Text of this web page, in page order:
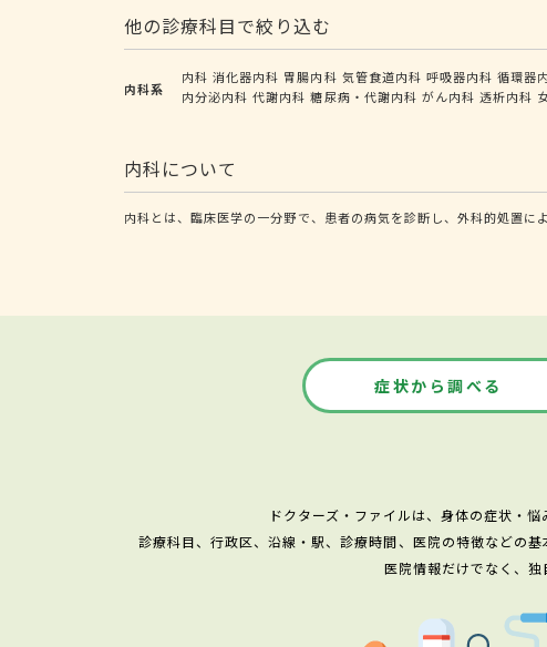
他の診療科目で絞り込む
内科系
内科 消化器内科 胃腸内科 気管食道内科 呼吸器内科 循環器
内分泌内科 代謝内科 糖尿病・代謝内科 がん内科 透析内科
内科について
内科とは、臨床医学の一分野で、患者の病気を診断し、外科的処置に
症状から調べる
ドクターズ・ファイルは、身体の症状・
診療科目、行政区、沿線・駅、診療時間、医院の特徴などの
医院情報だけでなく、